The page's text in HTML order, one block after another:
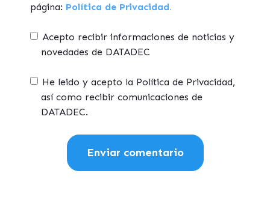
página: Política de Privacidad.
Acepto recibir informaciones de noticias y
novedades de DATADEC
He leido y acepto la Política de Privacidad,
así como recibir comunicaciones de
DATADEC.